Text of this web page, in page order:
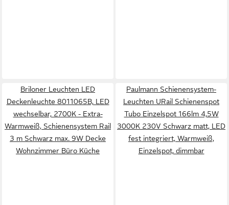
Briloner Leuchten LED
Deckenleuchte 8011065B, LED
wechselbar, 2700K - Extra-
Warmweiß, Schienensystem Rail
3 m Schwarz max. 9W Decke
Wohnzimmer Büro Küche
Paulmann Schienensystem-
Leuchten URail Schienenspot
Tubo Einzelspot 166lm 4,5W
3000K 230V Schwarz matt, LED
fest integriert, Warmweiß,
Einzelspot, dimmbar